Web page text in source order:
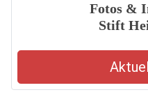
Fotos &
Stift